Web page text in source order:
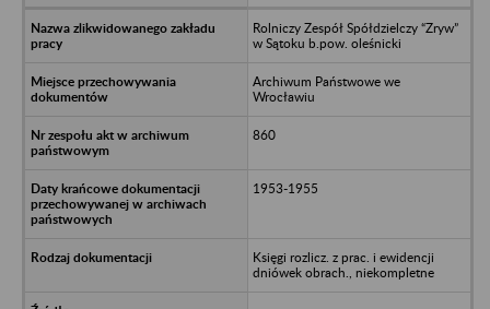
Rolniczy Zespół Spółdzielczy “Zryw”
w Sątoku b.pow. oleśnicki
Archiwum Państwowe we
Wrocławiu
860
1953-1955
Księgi rozlicz. z prac. i ewidencji
dniówek obrach., niekompletne